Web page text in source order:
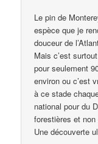
Le pin de
espèce que je
douceur de
Mais c’est
pour seulement
environ ou c’est
à ce stade
national pour du
forestières et
Une découverte